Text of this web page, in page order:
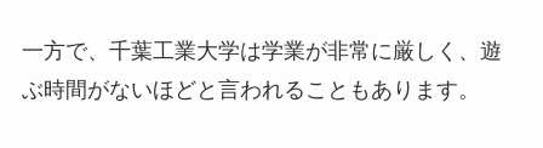
一方で、千葉工業大学は学業が非常に厳しく、遊
ぶ時間がないほどと言われることもあります。